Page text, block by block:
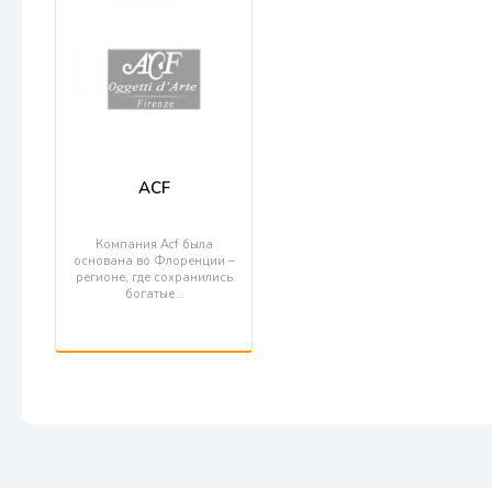
ACF
Компания Acf была
основана во Флоренции –
регионе, где сохранились
богатые…